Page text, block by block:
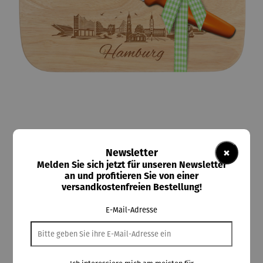
Kostbar
Brotzeit-Set 2-tlg. Stadtmotiv Hamburg
27,95 €
×
Newsletter
Melden Sie sich jetzt für unseren Newsletter
an und profitieren Sie von einer
versandkostenfreien Bestellung!
E-Mail-Adresse